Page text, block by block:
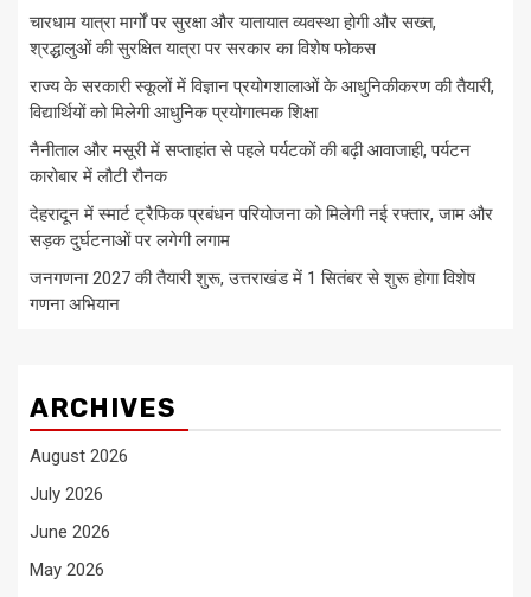
चारधाम यात्रा मार्गों पर सुरक्षा और यातायात व्यवस्था होगी और सख्त,
श्रद्धालुओं की सुरक्षित यात्रा पर सरकार का विशेष फोकस
राज्य के सरकारी स्कूलों में विज्ञान प्रयोगशालाओं के आधुनिकीकरण की तैयारी,
विद्यार्थियों को मिलेगी आधुनिक प्रयोगात्मक शिक्षा
नैनीताल और मसूरी में सप्ताहांत से पहले पर्यटकों की बढ़ी आवाजाही, पर्यटन
कारोबार में लौटी रौनक
देहरादून में स्मार्ट ट्रैफिक प्रबंधन परियोजना को मिलेगी नई रफ्तार, जाम और
सड़क दुर्घटनाओं पर लगेगी लगाम
जनगणना 2027 की तैयारी शुरू, उत्तराखंड में 1 सितंबर से शुरू होगा विशेष
गणना अभियान
ARCHIVES
August 2026
July 2026
June 2026
May 2026